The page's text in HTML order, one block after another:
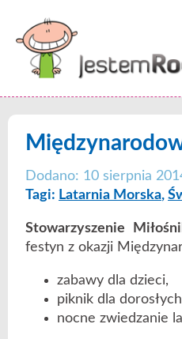
Dodano: 10 sierpnia
Tagi: Latarnia Morska,
Stowarzyszenie
festyn z okazji
zabawy dla dzieci,
piknik dla
nocne zwiedzanie